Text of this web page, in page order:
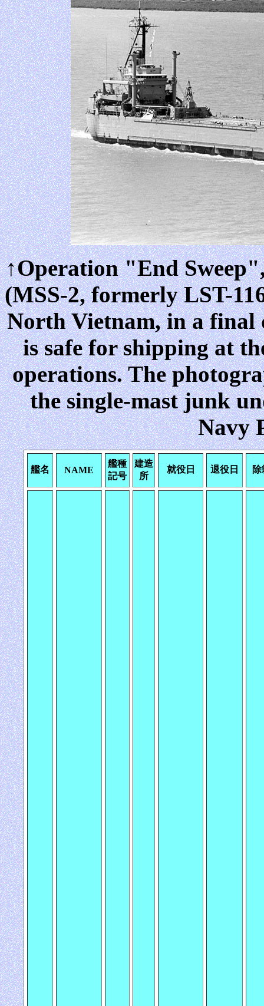
↑Operation "End
(MSS-2, formerly LST-
North Vietnam, in a final
is safe for shipping at
operations. The
the single-mast junk
Navy
艦名 NAME
艦種
記号
建造
所
就役日 退役日